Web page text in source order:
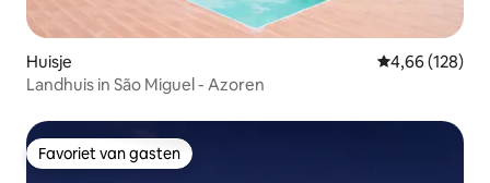
Huisje Gemiddelde
4,66 (128)
Landhuis in São Miguel - Azoren
Favoriet van gasten
Favoriet van gasten